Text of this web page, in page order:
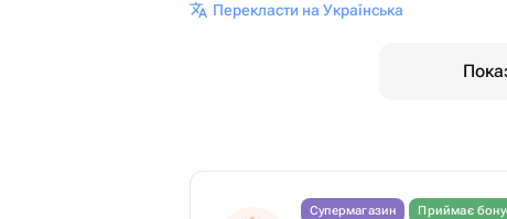
Перекласти на Українська
Супермагазин Приймає